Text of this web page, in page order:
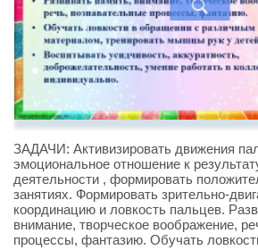
ЗАДАЧИ: Активизировать движения
эмоциональное отношение к
деятельности , формировать
занятиях. Формировать зрительно-
координацию и ловкость пальцев.
внимание, творческое воображение,
процессы, фантазию. Обучать